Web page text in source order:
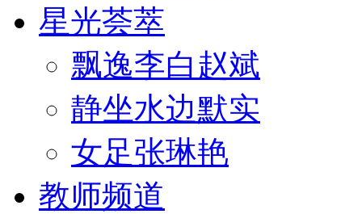
星光荟萃
飘逸李白赵斌
静坐水边默实
女足张琳艳
教师频道